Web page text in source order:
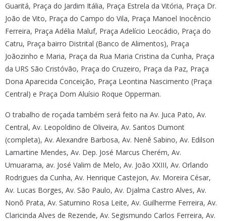
Guaritá, Praça do Jardim Itália, Praça Estrela da Vitória, Praça Dr.
João de Vito, Praça do Campo do Vila, Praça Manoel Inocêncio
Ferreira, Praça Adélia Maluf, Praça Adelício Leocádio, Praça do
Catru, Praça bairro Distrital (Banco de Alimentos), Praça
Joãozinho e Maria, Praça da Rua Maria Cristina da Cunha, Praça
da URS São Cristóvão, Praça do Cruzeiro, Praça da Paz, Praça
Dona Aparecida Conceição, Praça Leontina Nascimento (Praça
Central) e Praça Dom Aluísio Roque Opperman.
O trabalho de roçada também será feito na Av. Juca Pato, Av.
Central, Av. Leopoldino de Oliveira, Av. Santos Dumont
(completa), Av. Alexandre Barbosa, Av. Nenê Sabino, Av. Edilson
Lamartine Mendes, Av. Dep. José Marcus Cherém, Av.
Umuarama, av. José Valim de Melo, Av. João XXIII, Av. Orlando
Rodrigues da Cunha, Av. Henrique Castejon, Av. Moreira César,
Av. Lucas Borges, Av. São Paulo, Av. Djalma Castro Alves, Av.
Nonô Prata, Av. Saturnino Rosa Leite, Av. Guilherme Ferreira, Av.
Claricinda Alves de Rezende, Av. Segismundo Carlos Ferreira, Av.